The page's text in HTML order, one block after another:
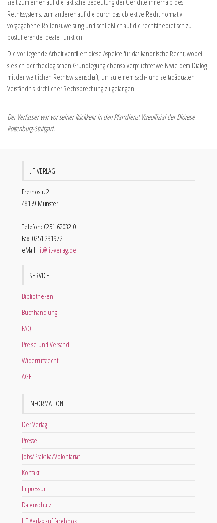
zielt zum einen auf die faktische Bedeutung der Gerichte innerhalb des
Rechtssystems, zum anderen auf die durch das objektive Recht normativ
vorgegebene Rollenzuweisung und schließlich auf die rechtstheoretisch zu
postulierende ideale Funktion.
Die vorliegende Arbeit ventiliert diese Aspekte für das kanonische Recht, wobei
sie sich der theologischen Grundlegung ebenso verpflichtet weiß wie dem Dialog
mit der weltlichen Rechtswissenschaft, um zu einem sach- und zeitadäquaten
Verständnis kirchlicher Rechtsprechung zu gelangen.
Der Verfasser war vor seiner Rückkehr in den Pfarrdienst Vizeoffizial der Diözese
Rottenburg-Stuttgart.
LIT VERLAG
Fresnostr. 2
48159 Münster
Telefon: 0251 62032 0
Fax: 0251 231972
eMail: lit@lit-verlag.de
SERVICE
Bibliotheken
Buchhandlung
FAQ
Preise und Versand
Widerrufsrecht
AGB
INFORMATION
Der Verlag
Presse
Jobs/Praktika/Volontariat
Kontakt
Impressum
Datenschutz
LIT Verlag auf facebook